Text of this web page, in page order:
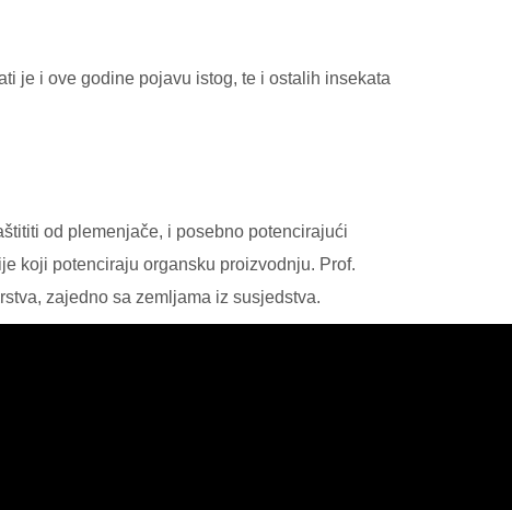
je i ove godine pojavu istog, te i ostalih insekata
od plemenjače, i posebno potencirajući
koji potenciraju organsku proizvodnju. Prof.
zajedno sa zemljama iz susjedstva.